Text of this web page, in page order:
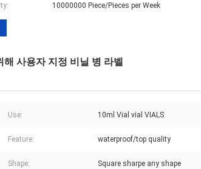
10000000 Piece/Pieces per Week
사용자 지정 비닐 병 라벨
Use: 10ml Vial vial VIALS
Feature: waterproof/top quality
Shape: Square sharpe any shape